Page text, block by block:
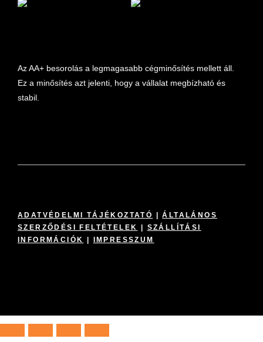
Az AA+ besorolás a legmagasabb cégminősítés mellett áll.
Ez a minősítés azt jelenti, hogy a vállalat megbízható és
stabil.
ADATVÉDELMI TÁJÉKOZTATÓ |ÁLTALÁNOS
SZERZŐDÉSI FELTÉTELEK
SZÁLLÍTÁSI
INFORMÁCIÓK
IMPRESSZUM